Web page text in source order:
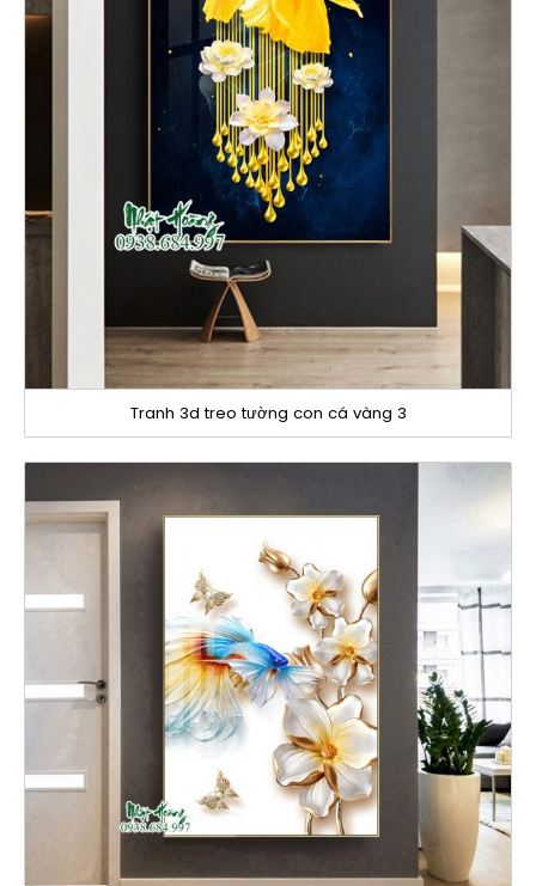
Tranh 3d treo tường con cá vàng 3